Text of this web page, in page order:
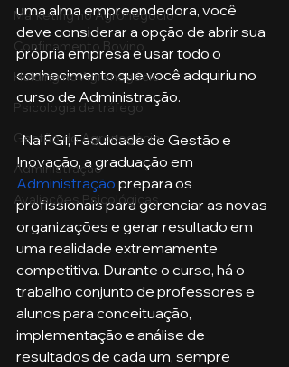
Marketing no Agronegócio
Confinamento Bovino
Holding no Agronegócio
Psicologia de tráfego
Gestão do Agronegócio
Administração
Avaliações Psicológicas
uma alma empreendedora, você
deve considerar a opção de abrir sua
própria empresa e usar todo o
conhecimento que você adquiriu no
curso de Administração.
  Na FGI, Faculdade de Gestão e
Inovação, a graduação em
Administração prepara os
profissionais para gerenciar as novas
organizações e gerar resultado em
uma realidade extremamente
competitiva. Durante o curso, há o
trabalho conjunto de professores e
alunos para conceituação,
implementação e análise de
resultados de cada um, sempre